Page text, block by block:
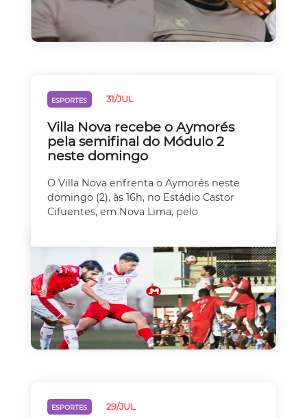
ESPORTES 31/JUL
Villa Nova recebe o Aymorés
pela semifinal do Módulo 2
neste domingo
O Villa Nova enfrenta o Aymorés neste
domingo (2), às 16h, no Estádio Castor
Cifuentes, em Nova Lima, pelo
ESPORTES 29/JUL